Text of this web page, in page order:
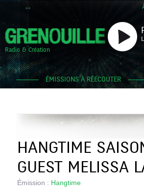
Radio & Création
ÉMISSIONS À RÉECOUTER
HANGTIME
GUEST MELISSA
Émission : Hangtime